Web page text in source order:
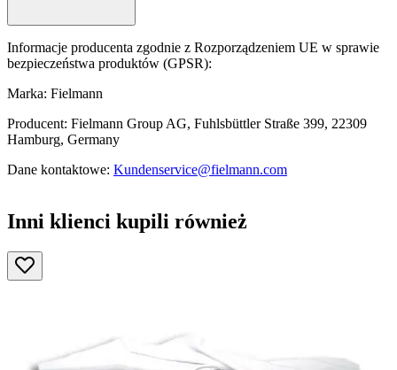
Informacje producenta zgodnie z Rozporządzeniem UE w sprawie
bezpieczeństwa produktów (GPSR):
Marka: Fielmann
Producent: Fielmann Group AG, Fuhlsbüttler Straße 399, 22309
Hamburg, Germany
Dane kontaktowe: Kundenservice@fielmann.com
Inni klienci kupili również